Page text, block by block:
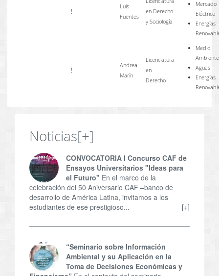
!
Luis
Fuentes
en Derecho
y Sociología
Mercado
Eléctrico
Energías
!
Andrea
Marín
Licenciatura
en
Derecho
Medio
Ambiente
Aguas
Energías
Noticias[+]
CONVOCATORIA l Concurso CAF de
Ensayos Universitarios "Ideas para
el Futuro" En el marco de la
celebración del 50 Aniversario CAF –banco de
desarrollo de América Latina, invitamos a los
estudiantes de ese prestigioso...
[+]
“Seminario sobre Información
Ambiental y su Aplicación en la
Toma de Decisiones Económicas y